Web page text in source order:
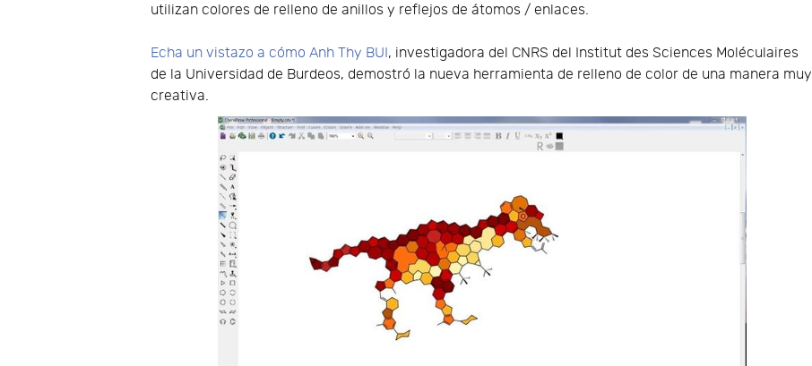
utilizan colores de relleno de anillos y reflejos de átomos / enlaces.
Echa un vistazo a cómo Anh Thy BUI, investigadora del CNRS del Institut des Sciences Moléculaires
de la Universidad de Burdeos, demostró la nueva herramienta de relleno de color de una manera muy
creativa.